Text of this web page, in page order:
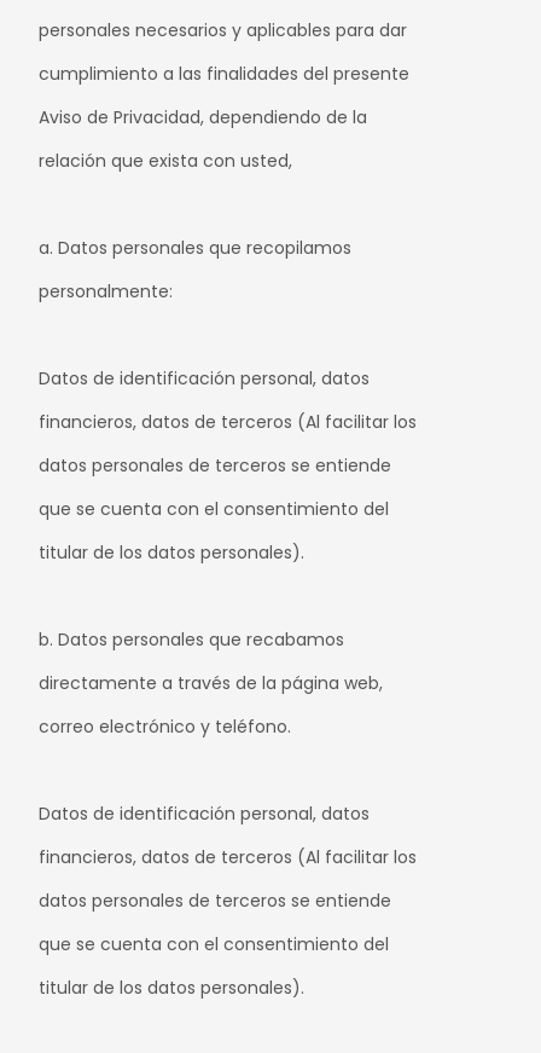
personales necesarios y aplicables para dar
cumplimiento a las finalidades del presente
Aviso de Privacidad, dependiendo de la
relación que exista con usted,
a. Datos personales que recopilamos
personalmente:
Datos de identificación personal, datos
financieros, datos de terceros (Al facilitar los
datos personales de terceros se entiende
que se cuenta con el consentimiento del
titular de los datos personales).
b. Datos personales que recabamos
directamente a través de la página web,
correo electrónico y teléfono.
Datos de identificación personal, datos
financieros, datos de terceros (Al facilitar los
datos personales de terceros se entiende
que se cuenta con el consentimiento del
titular de los datos personales).